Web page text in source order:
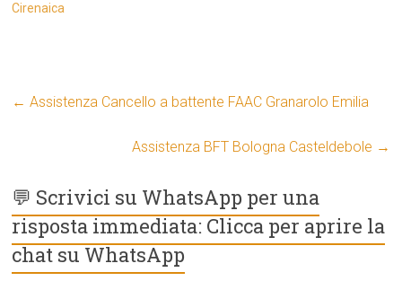
Cirenaica
← Assistenza Cancello a battente FAAC Granarolo Emilia
Assistenza BFT Bologna Casteldebole →
💬 Scrivici su WhatsApp per una
risposta immediata: Clicca per aprire la
chat su WhatsApp